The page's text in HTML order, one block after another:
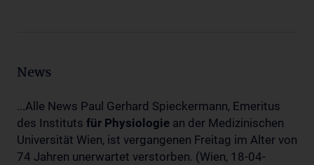
News
...Alle News Paul Gerhard Spieckermann, Emeritus
des Instituts für Physiologie an der Medizinischen
Universität Wien, ist vergangenen Freitag im Alter von
74 Jahren unerwartet verstorben. (Wien, 18-04-